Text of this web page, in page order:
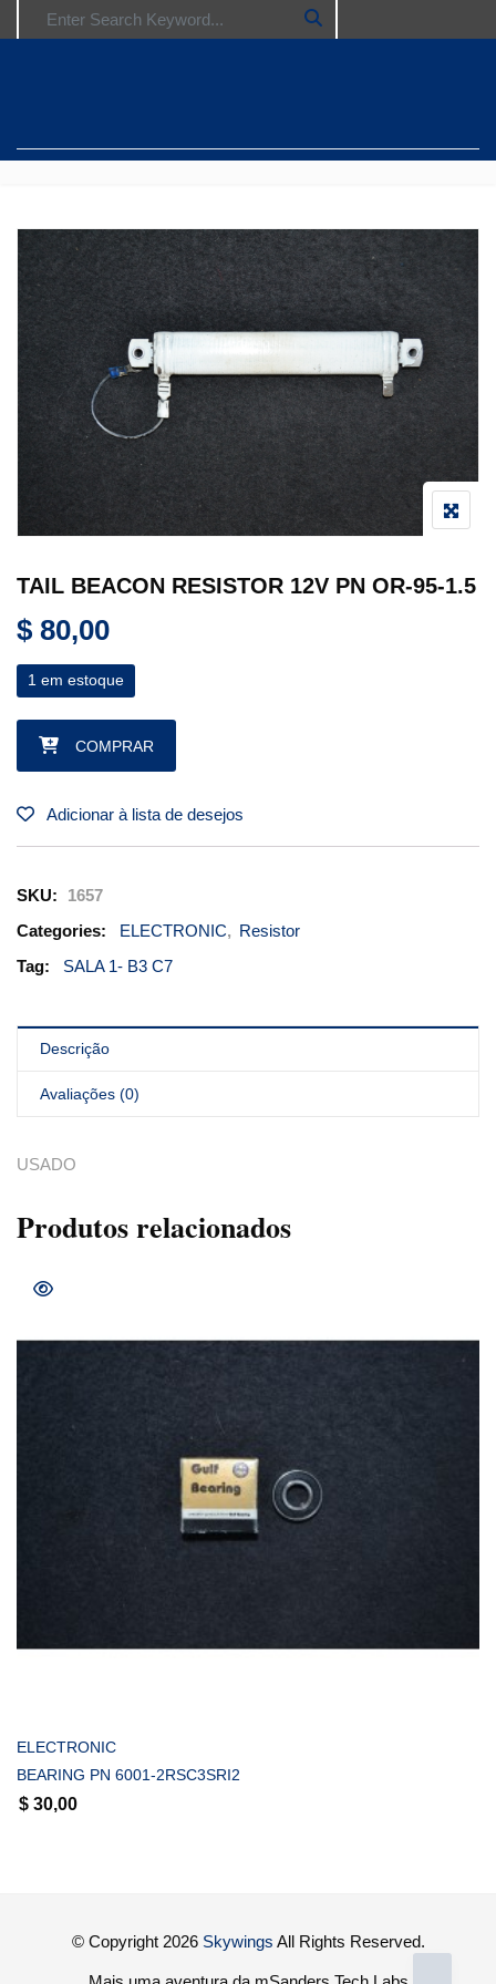
TAIL BEACON RESISTOR 12V PN OR-95-1.5
$ 80,00
1 em estoque
TAIL BEACON RESISTOR 12V PN OR-95-1.5 quantidade
COMPRAR
Adicionar à lista de desejos
SKU:
1657
Categories:
ELECTRONIC, Resistor
Tag:
SALA 1- B3 C7
Descrição
Avaliações (0)
USADO
Produtos relacionados
ELECTRONIC
BEARING PN 6001-2RSC3SRI2
$ 30,00
© Copyright 2026 Skywings All Rights Reserved.